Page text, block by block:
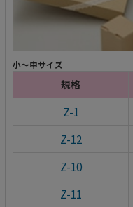
小～中サイズ
規格
Z-1
Z-12
Z-10
Z-11